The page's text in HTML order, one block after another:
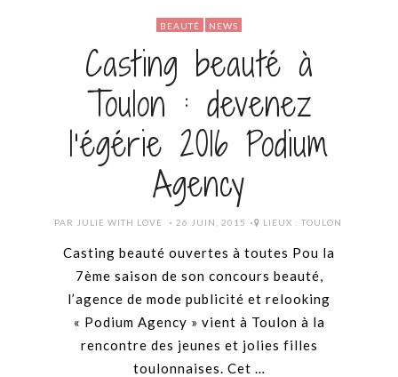
BEAUTÉ NEWS
Casting beauté à
Toulon : devenez
l’égérie 2016 Podium
Agency
PAR JULIE WITH LOVE
POSTED
26 JUIN, 2015 LIEUX : TOULON
Casting beauté ouvertes à toutes Pou la
7ème saison de son concours beauté,
l’agence de mode publicité et relooking
« Podium Agency » vient à Toulon à la
rencontre des jeunes et jolies filles
toulonnaises. Cet …